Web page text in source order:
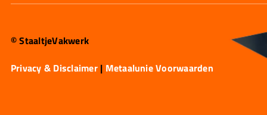
© StaaltjeVakwerk
Privacy & Disclaimer| Metaalunie Voorwaarden